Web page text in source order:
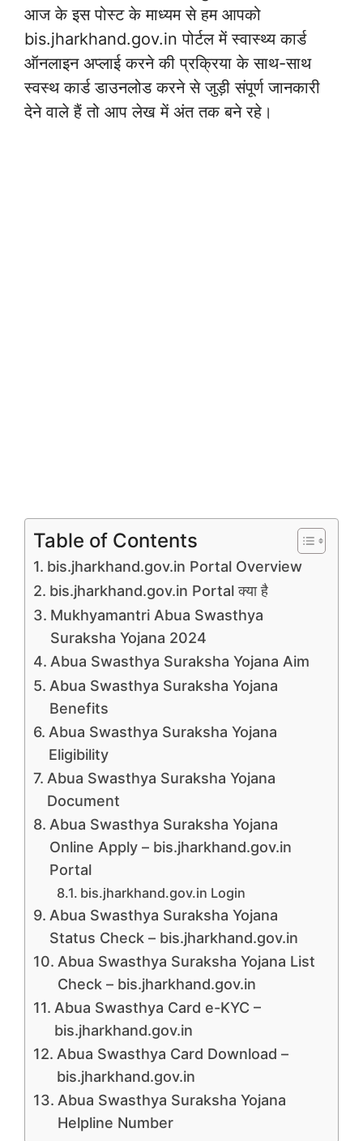
आज के इस पोस्ट के माध्यम से हम आपको
bis.jharkhand.gov.in पोर्टल में स्वास्थ्य कार्ड
ऑनलाइन अप्लाई करने की प्रक्रिया के साथ-साथ
स्वस्थ कार्ड डाउनलोड करने से जुड़ी संपूर्ण जानकारी
देने वाले हैं तो आप लेख में अंत तक बने रहे।
Table of Contents
bis.jharkhand.gov.in Portal Overview
bis.jharkhand.gov.in Portal क्या है
Mukhyamantri Abua Swasthya
Suraksha Yojana 2024
Abua Swasthya Suraksha Yojana Aim
Abua Swasthya Suraksha Yojana
Benefits
Abua Swasthya Suraksha Yojana
Eligibility
Abua Swasthya Suraksha Yojana
Document
Abua Swasthya Suraksha Yojana
Online Apply – bis.jharkhand.gov.in
Portal
bis.jharkhand.gov.in Login
Abua Swasthya Suraksha Yojana
Status Check – bis.jharkhand.gov.in
Abua Swasthya Suraksha Yojana List
Check – bis.jharkhand.gov.in
Abua Swasthya Card e-KYC –
bis.jharkhand.gov.in
Abua Swasthya Card Download –
bis.jharkhand.gov.in
Abua Swasthya Suraksha Yojana
Helpline Number